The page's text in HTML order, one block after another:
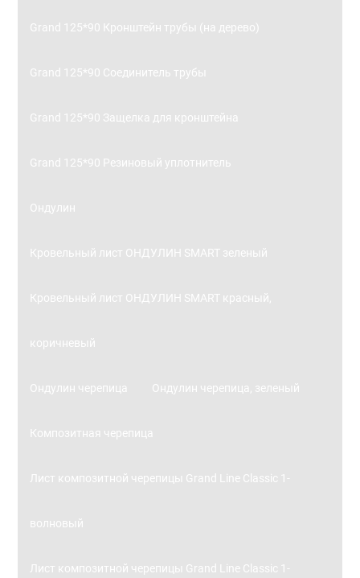
Grand 125*90 Кронштейн трубы (на дерево)
Grand 125*90 Соединитель трубы
Grand 125*90 Защелка для кронштейна
Grand 125*90 Резиновый уплотнитель
Ондулин
Кровельный лист ОНДУЛИН SMART зеленый
Кровельный лист ОНДУЛИН SMART красный,
коричневый
Ондулин черепица Ондулин черепица, зеленый
Композитная черепица
Лист композитной черепицы Grand Line Classic 1-
волновый
Лист композитной черепицы Grand Line Classic 1-